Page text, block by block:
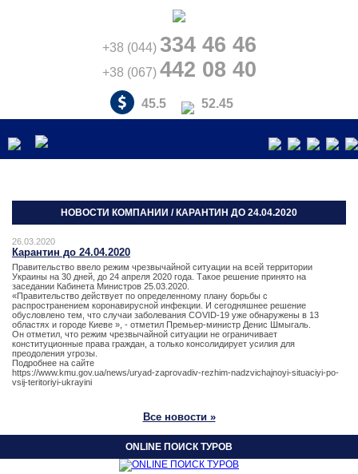
+38 (044) 334 46 46
+38 (067) 442 08 40
45.5 52.45
НОВОСТИ КОМПАНИИ / КАРАНТИН ДО 24.04.2020
26.03.2020
Карантин до 24.04.2020
Правительство ввело режим чрезвычайной ситуации на всей территории
Украины на 30 дней, до 24 апреля 2020 года. Такое решение принято на
заседании Кабинета Министров 25.03.2020.
«Правительство действует по определенному плану борьбы с
распространением коронавирусной инфекции. И сегодняшнее решение
обусловлено тем, что случаи заболевания COVID-19 уже обнаружены в 13
областях и городе Киеве », - отметил Премьер-министр Денис Шмыгаль.
Он отметил, что режим чрезвычайной ситуации не ограничивает
конституционные права граждан, а только консолидирует усилия для
преодоления угрозы.
Подробнее на сайте
https://www.kmu.gov.ua/news/uryad-zaprovadiv-rezhim-nadzvichajnoyi-situaciyi-po-
vsij-teritoriyi-ukrayini
Все новости »
ONLINE ПОИСК ТУРОВ